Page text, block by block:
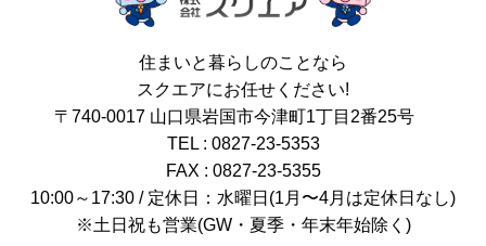
住まいと暮らしのことなら
スクエアにお任せください!
〒740-0017 山口県岩国市今津町1丁目2番25号
TEL : 0827-23-5353
FAX : 0827-23-5355
10:00～17:30 / 定休日：水曜日(1月〜4月は定休日なし)
※土日祝も営業(GW・夏季・年末年始除く)